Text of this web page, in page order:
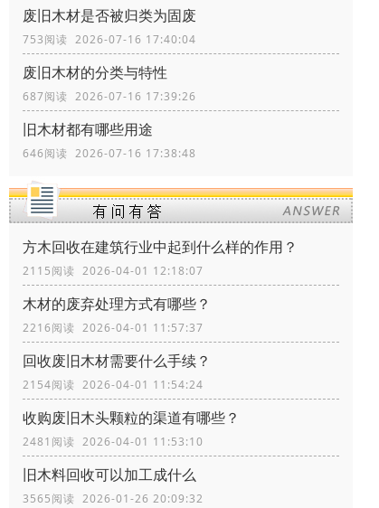
废旧木材是否被归类为固废
753阅读 2026-07-16 17:40:04
废旧木材的分类与特性
687阅读 2026-07-16 17:39:26
旧木材都有哪些用途
646阅读 2026-07-16 17:38:48
方木回收在建筑行业中起到什么样的作用？
2115阅读 2026-04-01 12:18:07
木材的废弃处理方式有哪些？
2216阅读 2026-04-01 11:57:37
回收废旧木材需要什么手续？
2154阅读 2026-04-01 11:54:24
收购废旧木头颗粒的渠道有哪些？
2481阅读 2026-04-01 11:53:10
旧木料回收可以加工成什么
3565阅读 2026-01-26 20:09:32